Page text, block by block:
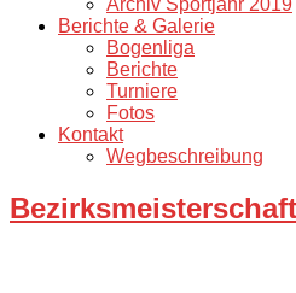
Berichte & Galerie
Bogenliga
Berichte
Turniere
Fotos
Kontakt
Wegbeschreibung